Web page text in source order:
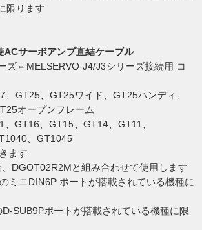
限ります
サーボアンプ直結ケーブル
ズ⇔MELSERVO-J4/J3シリーズ接続用 コ
GT25、GT25ワイド、GT25ハンディ、
オープンフレーム
、GT14、GT11、
、GT1045
ます
DGOT02R2Mと組み合わせて使用します
ニDIN6P ポートが搭載されている機種に
SUB9Pポートが搭載されている機種に限